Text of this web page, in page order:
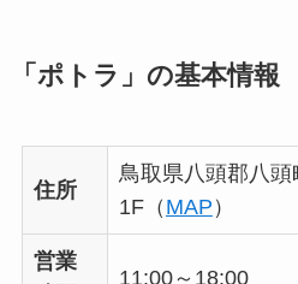
「ポトラ」の基本情報
住所
鳥取県八頭郡八
1F（ MAP ）
営業
11:00～18:00